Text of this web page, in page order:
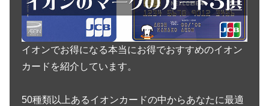
イオンでお得になる本当にお得でおすすめのイオン
カードを紹介しています。
50種類以上あるイオンカードの中からあなたに最適